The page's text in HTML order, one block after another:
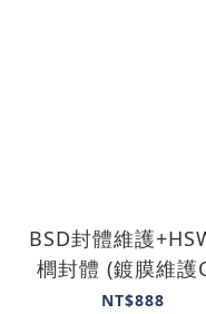
BSD封體維護
櫚封體 (鍍膜維護
強撥水+滑亮)
NT$888